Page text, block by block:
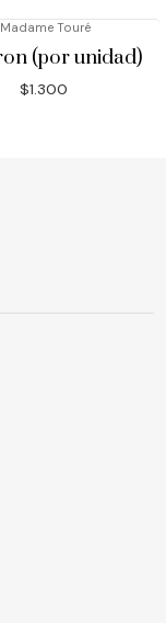
Madame Touré
(por unidad)
$1.300